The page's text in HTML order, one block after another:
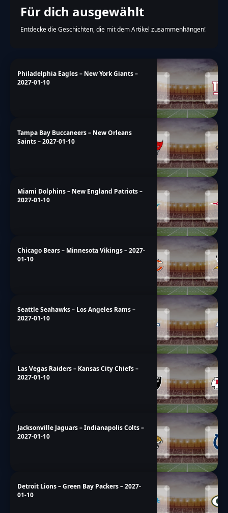
Für dich ausgewählt
Entdecke die Geschichten, die mit dem Artikel zusammenhängen!
Philadelphia Eagles – New York Giants –
2027-01-10
Tampa Bay Buccaneers – New Orleans
Saints – 2027-01-10
Miami Dolphins – New England Patriots –
2027-01-10
Chicago Bears – Minnesota Vikings – 2027-
01-10
Seattle Seahawks – Los Angeles Rams –
2027-01-10
Las Vegas Raiders – Kansas City Chiefs –
2027-01-10
Jacksonville Jaguars – Indianapolis Colts –
2027-01-10
Detroit Lions – Green Bay Packers – 2027-
01-10